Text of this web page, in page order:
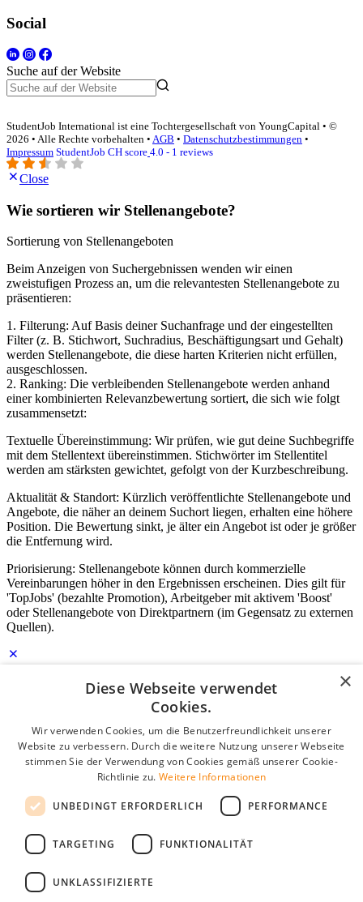
Social
Suche auf der Website
StudentJob International ist eine Tochtergesellschaft von YoungCapital • ©
2026 • Alle Rechte vorbehalten • AGB • Datenschutzbestimmungen •
Impressum StudentJob CH score 4.0 - 1 reviews
Close
Wie sortieren wir Stellenangebote?
Sortierung von Stellenangeboten
Beim Anzeigen von Suchergebnissen wenden wir einen
zweistufigen Prozess an, um die relevantesten Stellenangebote zu
präsentieren:
1. Filterung: Auf Basis deiner Suchanfrage und der eingestellten
Filter (z. B. Stichwort, Suchradius, Beschäftigungsart und Gehalt)
werden Stellenangebote, die diese harten Kriterien nicht erfüllen,
ausgeschlossen.
2. Ranking: Die verbleibenden Stellenangebote werden anhand
einer kombinierten Relevanzbewertung sortiert, die sich wie folgt
zusammensetzt:
Textuelle Übereinstimmung: Wir prüfen, wie gut deine Suchbegriffe
mit dem Stellentext übereinstimmen. Stichwörter im Stellentitel
werden am stärksten gewichtet, gefolgt von der Kurzbeschreibung.
Aktualität & Standort: Kürzlich veröffentlichte Stellenangebote und
Angebote, die näher an deinem Suchort liegen, erhalten eine höhere
Position. Die Bewertung sinkt, je älter ein Angebot ist oder je größer
die Entfernung wird.
Priorisierung: Stellenangebote können durch kommerzielle
Vereinbarungen höher in den Ergebnissen erscheinen. Dies gilt für
'TopJobs' (bezahlte Promotion), Arbeitgeber mit aktivem 'Boost'
oder Stellenangebote von Direktpartnern (im Gegensatz zu externen
Quellen).
Login für Unternehmen
Passwort
Angemeldet bleiben
Passwort vergessen?
Kostenloses Unternehmensprofil
Wenn Sie sich registriert haben, können Sie ein Unternehmensprofil
×
Diese Webseite verwendet
Cookies.
Wir verwenden Cookies, um die Benutzerfreundlichkeit unserer
Website zu verbessern. Durch die weitere Nutzung unserer Webseite
stimmen Sie der Verwendung von Cookies gemäß unserer Cookie-
Richtlinie zu. Weitere Informationen
UNBEDINGT ERFORDERLICH PERFORMANCE
TARGETING FUNKTIONALITÄT
UNKLASSIFIZIERTE